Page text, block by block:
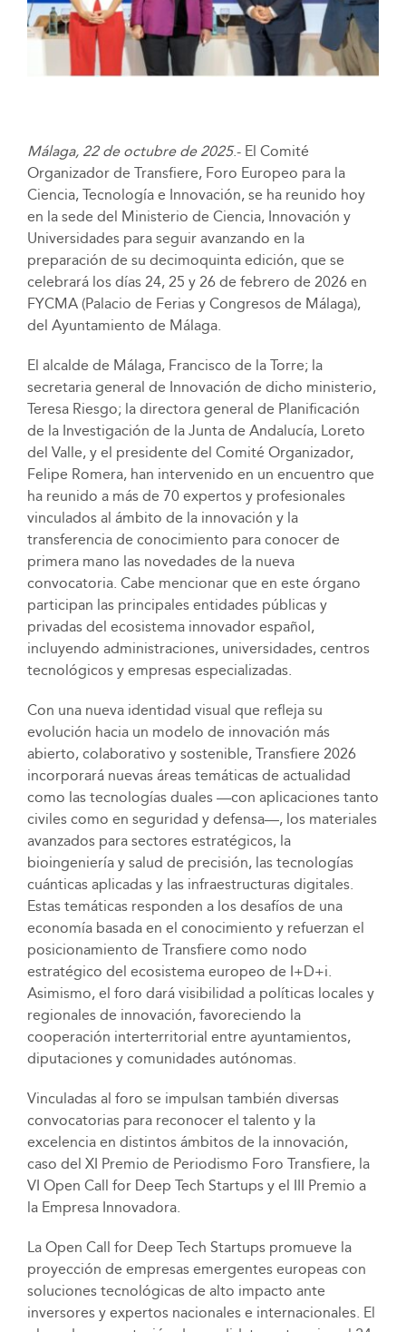
Málaga, 22 de octubre de 2025.- El Comité
Organizador de Transfiere, Foro Europeo para la
Ciencia, Tecnología e Innovación, se ha reunido hoy
en la sede del Ministerio de Ciencia, Innovación y
Universidades para seguir avanzando en la
preparación de su decimoquinta edición, que se
celebrará los días 24, 25 y 26 de febrero de 2026 en
FYCMA (Palacio de Ferias y Congresos de Málaga),
del Ayuntamiento de Málaga.
El alcalde de Málaga, Francisco de la Torre; la
secretaria general de Innovación de dicho ministerio,
Teresa Riesgo; la directora general de Planificación
de la Investigación de la Junta de Andalucía, Loreto
del Valle, y el presidente del Comité Organizador,
Felipe Romera, han intervenido en un encuentro que
ha reunido a más de 70 expertos y profesionales
vinculados al ámbito de la innovación y la
transferencia de conocimiento para conocer de
primera mano las novedades de la nueva
convocatoria. Cabe mencionar que en este órgano
participan las principales entidades públicas y
privadas del ecosistema innovador español,
incluyendo administraciones, universidades, centros
tecnológicos y empresas especializadas.
Con una nueva identidad visual que refleja su
evolución hacia un modelo de innovación más
abierto, colaborativo y sostenible, Transfiere 2026
incorporará nuevas áreas temáticas de actualidad
como las tecnologías duales —con aplicaciones tanto
civiles como en seguridad y defensa—, los materiales
avanzados para sectores estratégicos, la
bioingeniería y salud de precisión, las tecnologías
cuánticas aplicadas y las infraestructuras digitales.
Estas temáticas responden a los desafíos de una
economía basada en el conocimiento y refuerzan el
posicionamiento de Transfiere como nodo
estratégico del ecosistema europeo de I+D+i.
Asimismo, el foro dará visibilidad a políticas locales y
regionales de innovación, favoreciendo la
cooperación interterritorial entre ayuntamientos,
diputaciones y comunidades autónomas.
Vinculadas al foro se impulsan también diversas
convocatorias para reconocer el talento y la
excelencia en distintos ámbitos de la innovación,
caso del XI Premio de Periodismo Foro Transfiere, la
VI Open Call for Deep Tech Startups y el III Premio a
la Empresa Innovadora.
La Open Call for Deep Tech Startups promueve la
proyección de empresas emergentes europeas con
soluciones tecnológicas de alto impacto ante
inversores y expertos nacionales e internacionales. El